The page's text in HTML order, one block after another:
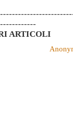
ARTICOLI